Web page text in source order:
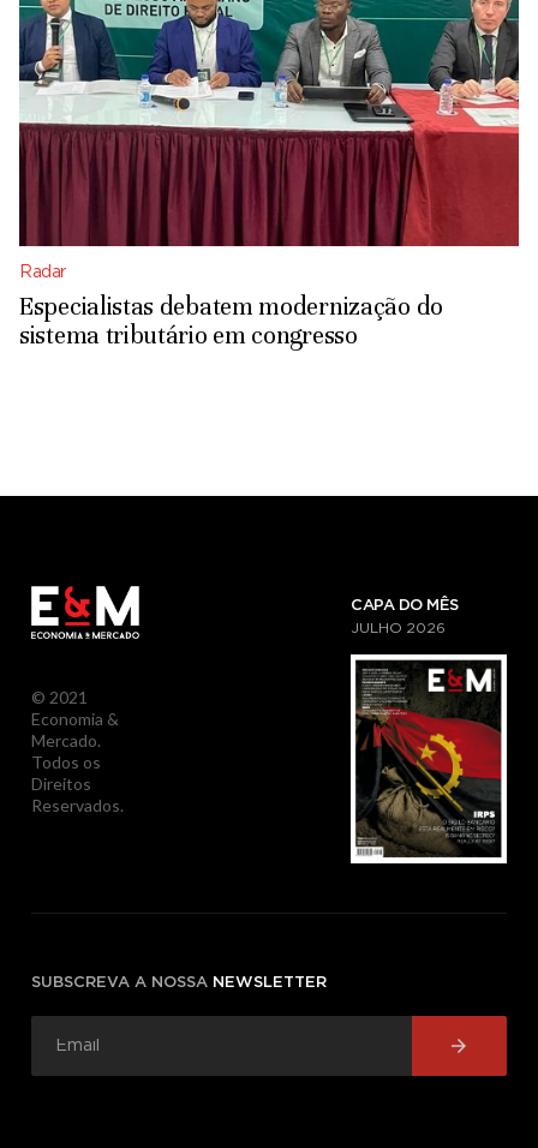
Radar
Especialistas debatem modernização do
sistema tributário em congresso
© 2021
Economia &
Mercado.
Todos os
Direitos
Reservados.
CAPA DO MÊS
JULHO 2026
SUBSCREVA A NOSSA NEWSLETTER